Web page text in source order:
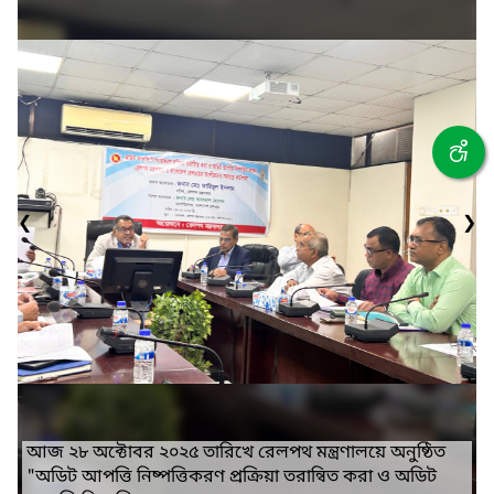
আজ ২৮ অক্টোবর ২০২৫ তারিখে রেলপথ মন্ত্রণালয়ে অনুষ্ঠিত
"অডিট আপত্তি নিষ্পত্তিকরণ প্রক্রিয়া তরান্বিত করা ও অডিট
❮ ❯